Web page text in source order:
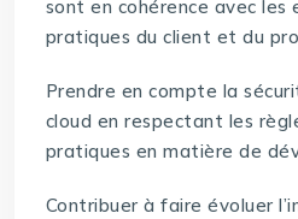
sont en cohérence avec les
pratiques du client et du
Prendre en compte la
cloud en respectant les
pratiques en matière de
Contribuer à faire évoluer